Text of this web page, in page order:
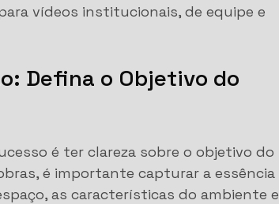
vídeos institucionais, de equipe e
Defina o Objetivo do
é ter clareza sobre o objetivo do
é importante capturar a essência
as características do ambiente e